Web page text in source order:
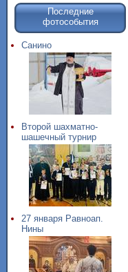
Последние
фотособытия
Санино
Второй шахматно-
шашечный турнир
27 января Равноап.
Нины